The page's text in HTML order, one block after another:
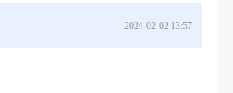
2024-02-02 13:57